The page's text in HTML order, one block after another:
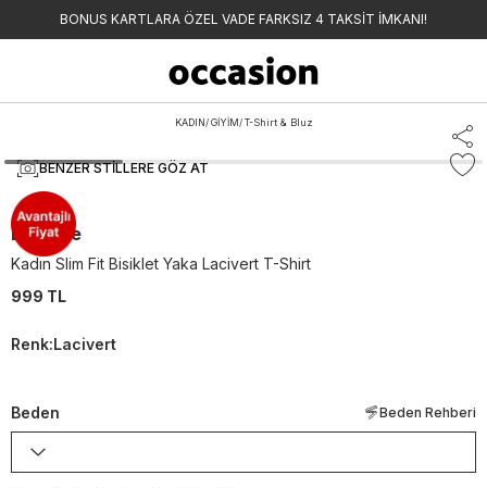
BONUS KARTLARA ÖZEL VADE FARKSIZ 4 TAKSİT İMKANI!
KADIN/ GİYİM/ T-Shirt & Bluz
BENZER STILLERE GÖZ AT
Lacoste
Kadın Slim Fit Bisiklet Yaka Lacivert T-Shirt
999 TL
Renk:Lacivert
Beden Beden Rehberi